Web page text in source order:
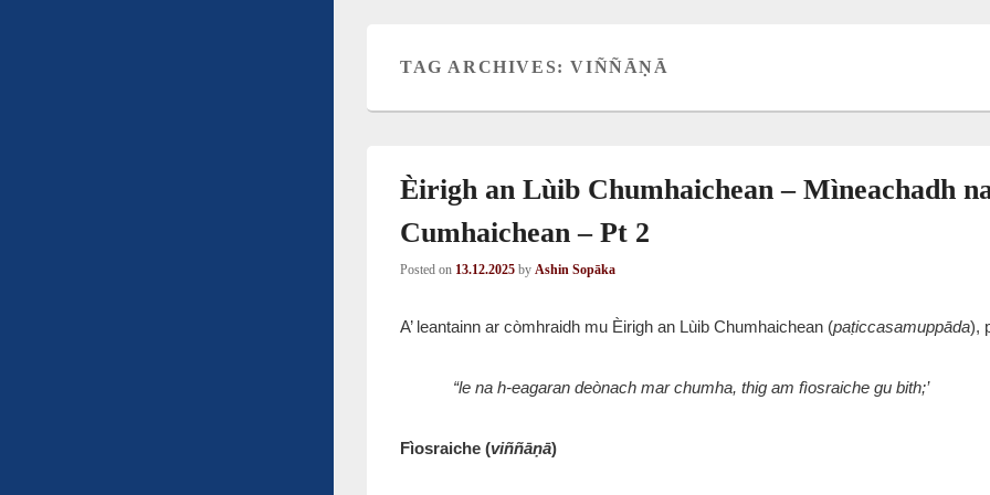
TAG ARCHIVES:VIÑÑĀṆĀ
Èirigh an Lùib Chumhaichean – Mìneachadh
Cumhaichean – Pt 2
Posted on 13.12.2025 by Ashin Sopāka
A’ leantainn ar còmhraidh mu Èirigh an Lùib Chumhaichean (paṭiccasamuppāda),
“le na h-eagaran deònach mar chumha, thig am fìosraiche gu bith;’
Fìosraiche (viññāṇā)